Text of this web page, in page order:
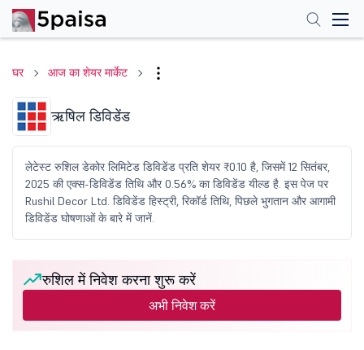
घर आज का शेयर मार्केट
ऋषिल डिविडेंड
लेटेस्ट रुशिल डेकोर लिमिटेड डिविडेंड प्रति शेयर ₹0.10 है, जिसमें 12 सितंबर,
2025 की एक्स-डिविडेंड तिथि और 0.56% का डिविडेंड यील्ड है. इस पेज पर
Rushil Decor Ltd. डिविडेंड हिस्ट्री, रिकॉर्ड तिथि, पिछले भुगतान और आगामी
डिविडेंड घोषणाओं के बारे में जानें.
रुशिल में निवेश करना शुरू करें
अभी निवेश करें